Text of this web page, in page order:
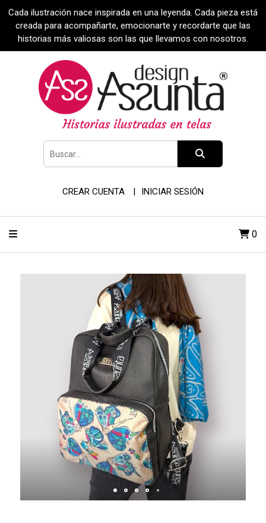
Cada ilustración nace inspirada en una leyenda. Cada pieza está
creada para acompañarte, emocionarte y recordarte que las
historias más valiosas son las que llevamos con nosotros.
CREAR CUENTA INICIAR SESIÓN
0